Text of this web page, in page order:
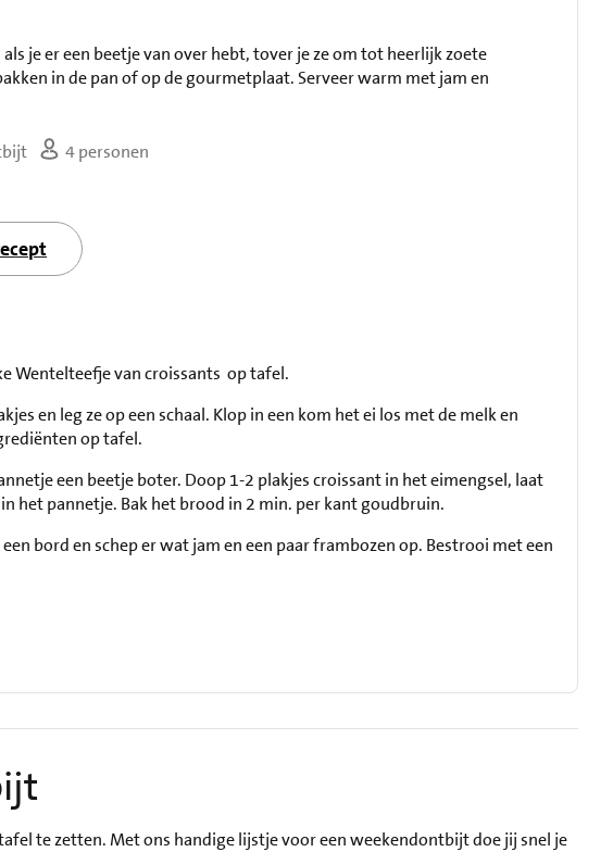
je er een beetje van over hebt, tover je ze om tot heerlijk zoete
in de pan of op de gourmetplaat. Serveer warm met jam en
4 personen
Wentelteefje van croissants op tafel.
en leg ze op een schaal. Klop in een kom het ei los met de melk en
op tafel.
een beetje boter. Doop 1-2 plakjes croissant in het eimengsel, laat
het pannetje. Bak het brood in 2 min. per kant goudbruin.
bord en schep er wat jam en een paar frambozen op. Bestrooi met een
te zetten. Met ons handige lijstje voor een weekendontbijt doe jij snel je